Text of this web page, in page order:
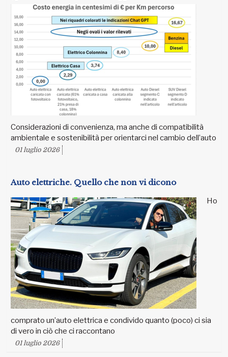
Considerazioni di convenienza, ma anche di compatibilità
ambientale e sostenibilità per orientarci nel cambio dell’auto
01 luglio 2026
Auto elettriche. Quello che non vi dicono
Ho
comprato un’auto elettrica e condivido quanto (poco) ci sia
di vero in ciò che ci raccontano
01 luglio 2026